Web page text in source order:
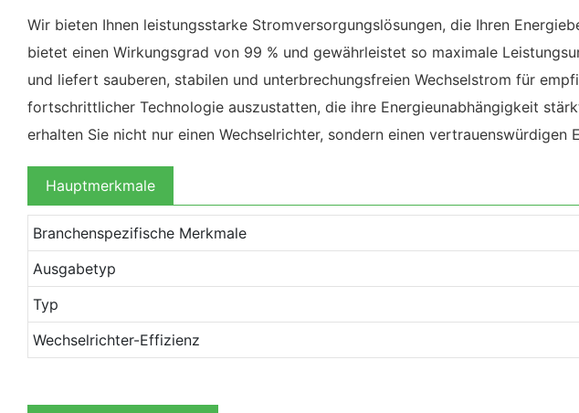
Wir bieten Ihnen leistungsstarke Stromversorgungslösungen, die Ihren
bietet einen Wirkungsgrad von 99 % und gewährleistet so maximale
und liefert sauberen, stabilen und unterbrechungsfreien Wechselstrom für
fortschrittlicher Technologie auszustatten, die ihre Energieunabhängigkeit
erhalten Sie nicht nur einen Wechselrichter, sondern einen
Hauptmerkmale
Branchenspezifische Merkmale
Ausgabetyp
Typ
Wechselrichter-Effizienz